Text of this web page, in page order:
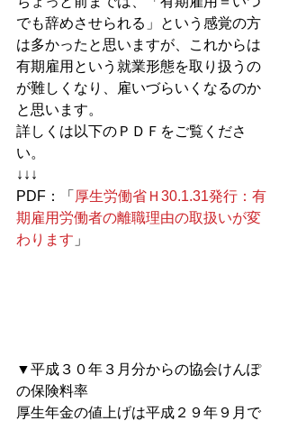
でも辞めさせられる」という感覚の方
は多かったと思いますが、これからは
有期雇用という就業形態を取り扱うの
が難しくなり、雇いづらいくなるのか
と思います。
詳しくは以下のＰＤＦをご覧くださ
い。
↓↓↓
PDF：「 厚生労働省Ｈ30.1.31発行：有
期雇用労働者の離職理由の取扱いが変
わります 」
▼平成３０年３月分からの協会けんぽ
の保険料率
厚生年金の値上げは平成２９年９月で